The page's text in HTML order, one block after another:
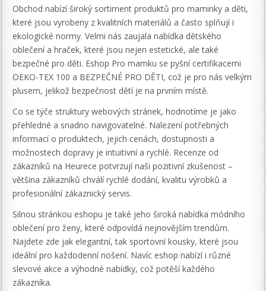
Obchod nabízí široký sortiment produktů pro maminky a děti,
které jsou vyrobeny z kvalitních materiálů a často splňují i
ekologické normy. Velmi nás zaujala nabídka dětského
oblečení a hraček, které jsou nejen estetické, ale také
bezpečné pro děti. Eshop Pro mamku se pyšní certifikacemi
OEKO-TEX 100 a BEZPEČNÉ PRO DĚTI, což je pro nás velkým
plusem, jelikož bezpečnost dětí je na prvním místě.
Co se týče struktury webových stránek, hodnotíme je jako
přehledné a snadno navigovatelné. Nalezení potřebných
informací o produktech, jejich cenách, dostupnosti a
možnostech dopravy je intuitivní a rychlé. Recenze od
zákazníků na Heurece potvrzují naši pozitivní zkušenost –
většina zákazníků chválí rychlé dodání, kvalitu výrobků a
profesionální zákaznický servis.
Silnou stránkou eshopu je také jeho široká nabídka módního
oblečení pro ženy, které odpovídá nejnovějším trendům.
Najdete zde jak elegantní, tak sportovní kousky, které jsou
ideální pro každodenní nošení. Navíc eshop nabízí i různé
slevové akce a výhodné nabídky, což potěší každého
zákazníka.